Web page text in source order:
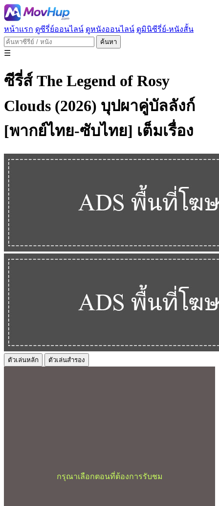
หน้าแรก ดูซีรี่ย์ออนไลน์ ดูหนังออนไลน์ ดูมินิซีรี่ย์-หนังสั้น
ค้นหา
☰
ซีรี่ส์ The Legend of Rosy
Clouds (2026) บุปผาคู่บัลลังก์
[พากย์ไทย-ซับไทย] เต็มเรื่อง
ตัวเล่นหลัก ตัวเล่นสำรอง
กรุณาเลือกตอนที่ต้องการรับชม